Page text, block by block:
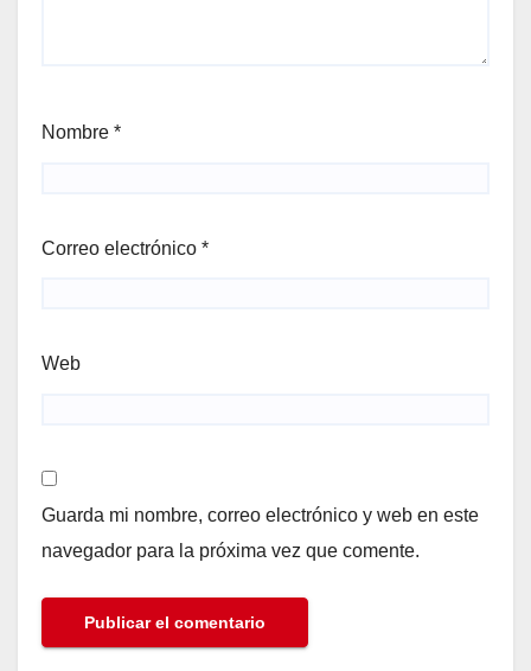
Nombre *
Correo electrónico *
Web
Guarda mi nombre, correo electrónico y web en este
navegador para la próxima vez que comente.